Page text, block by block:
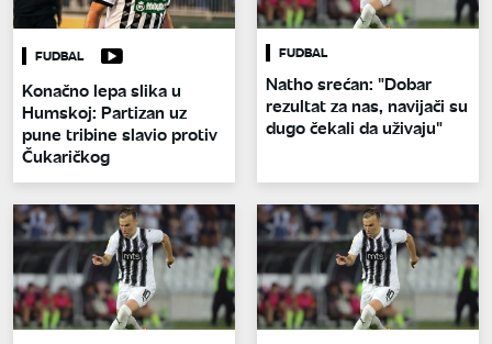
FUDBAL
Konačno lepa slika u
Humskoj: Partizan uz
pune tribine slavio protiv
Čukaričkog
FUDBAL
Natho srećan: "Dobar
rezultat za nas, navijači su
dugo čekali da uživaju"